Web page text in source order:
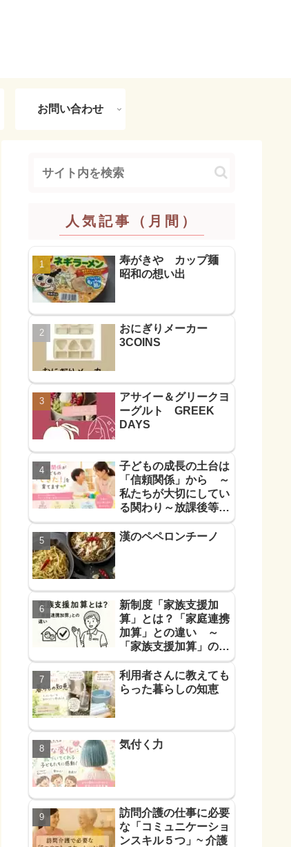
お問い合わせ
人気記事（月間）
寿がきや カップ麺
昭和の想い出
おにぎりメーカー
3COINS
アサイー＆グリークヨ
ーグルト GREEK
DAYS
子どもの成長の土台は
「信頼関係」から ～
私たちが大切にしてい
る関わり～放課後等デ
イサービス
漢のペペロンチーノ
新制度「家族支援加
算」とは？「家庭連携
加算」との違い ～
「家族支援加算」の算
定要件と支援方法！を
解説します～
利用者さんに教えても
らった暮らしの知恵
気付く力
訪問介護の仕事に必要
な「コミュニケーショ
ンスキル５つ」~ 介護